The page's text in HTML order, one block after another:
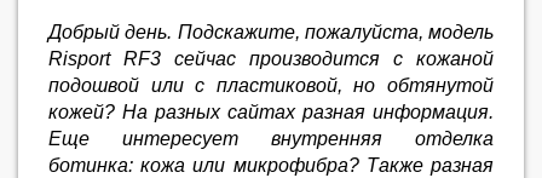
Добрый день. Подскажите, пожалуйста, модель
Risport RF3 сейчас производится с кожаной
подошвой или с пластиковой, но обтянутой
кожей? На разных сайтах разная информация.
Еще интересует внутренняя отделка
ботинка: кожа или микрофибра? Также разная